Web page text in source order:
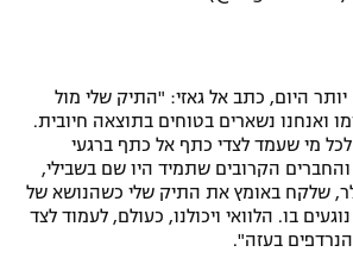
היום, כתב אל גאזי: "התיק שלי מול
ואנחנו נשארים בטוחים בתוצאה חיובית.
מי שעמד לצדי כתף אל כתף ברגעי
הקרובים שתמיד היו שם בשבילי,
שלקח באומץ את התיק שלי כשהנושא של
בו. הלוואי ויכולנו, כעולם, לעמוד לצד
בעזה".